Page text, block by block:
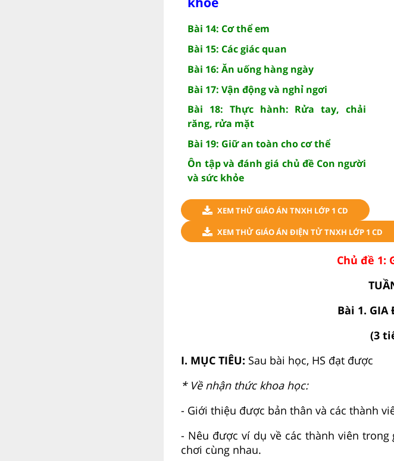
Bài 14: Cơ thể em
Bài 15: Các giác quan
Bài 16: Ăn uống hàng ngày
Bài 17: Vận động và nghỉ ngơi
Bài 18: Thực hành: Rửa tay, chải
răng, rửa mặt
Bài 19: Giữ an toàn cho cơ thể
Ôn tập và đánh giá chủ đề Con người
và sức khỏe
XEM THỬ GIÁO ÁN TNXH LỚP 1 CD
XEM THỬ GIÁO ÁN ĐIỆN TỬ TNXH LỚP 1 CD
Chủ đề 1:
Bài 1. GIA
(3
I. MỤC TIÊU: Sau bài học, HS đạt được
* Về nhận thức khoa học:
- Giới thiệu được bản thân và các thành
- Nêu được ví dụ về các thành viên
chơi cùng nhau.